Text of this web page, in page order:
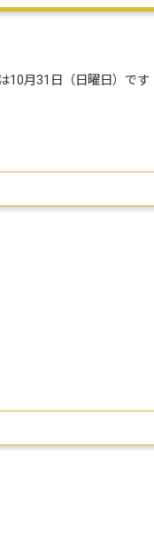
10月31日（日曜日）です